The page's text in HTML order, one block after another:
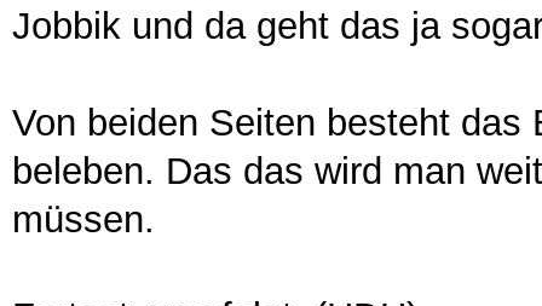
Jobbik und da geht das ja
Von beiden Seiten besteht das
beleben. Das das wird man
müssen.